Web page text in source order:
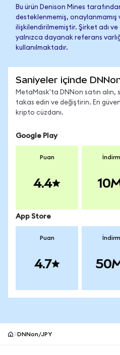
Bu ürün Denison Mines
desteklenmemiş, onaylanmamış
ilişkilendirilmemiştir. Şirket adı
yalnızca dayanak referans
kullanılmaktadır.
Saniyeler içinde
MetaMask'ta DNNon satın alın,
takas edin ve değiştirin. En
kripto cüzdanı.
Google Play
Puan
4.4
App Store
Puan
4.7
DNNon/JPY